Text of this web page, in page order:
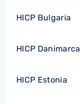
HICP Bulgaria
HICP Danimarca
HICP Estonia